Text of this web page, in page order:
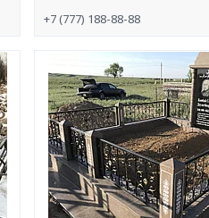
+7 (777) 188-88-88